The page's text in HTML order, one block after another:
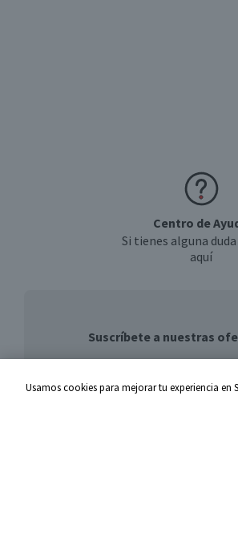
Centro de
Si tienes alguna
aquí
Suscríbete a nuestras
Usamos cookies para mejorar tu experiencia en